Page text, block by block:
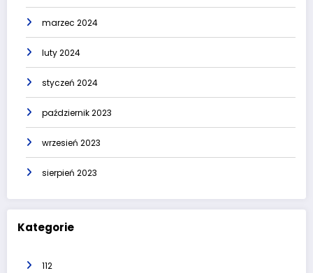
marzec 2024
luty 2024
styczeń 2024
październik 2023
wrzesień 2023
sierpień 2023
Kategorie
112